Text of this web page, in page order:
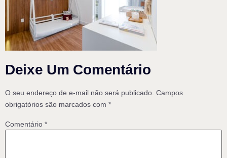
Deixe Um Comentário
O seu endereço de e-mail não será publicado. Campos
obrigatórios são marcados com *
Comentário *